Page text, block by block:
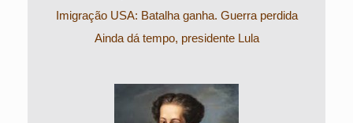
Imigração USA: Batalha ganha. Guerra perdida
Ainda dá tempo, presidente Lula